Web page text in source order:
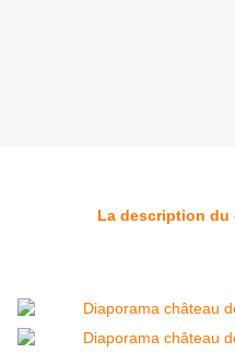
La description du